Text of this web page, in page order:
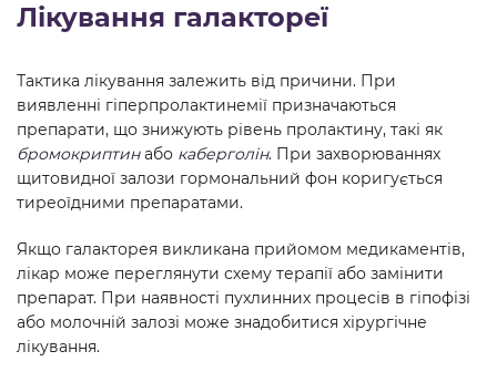
Лікування галактореї
Тактика лікування залежить від причини. При
виявленні гіперпролактинемії призначаються
препарати, що знижують рівень пролактину, такі як
бромокриптинабо каберголін. При захворюваннях
щитовидної залози гормональний фон коригується
тиреоїдними препаратами.
Якщо галакторея викликана прийомом медикаментів,
лікар може переглянути схему терапії або замінити
препарат. При наявності пухлинних процесів в гіпофізі
або молочній залозі може знадобитися хірургічне
лікування.